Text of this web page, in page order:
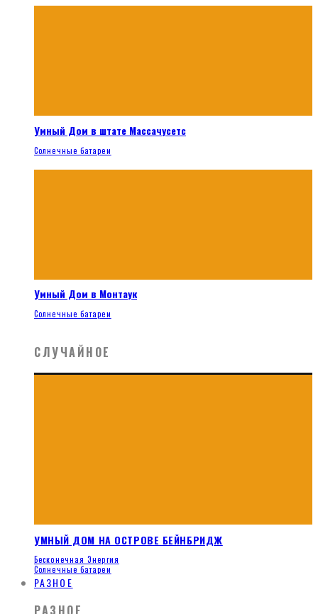
Умный Дом в штате Массачусетс
Солнечные батареи
Умный Дом в Монтаук
Солнечные батареи
СЛУЧАЙНОЕ
УМНЫЙ ДОМ НА ОСТРОВЕ БЕЙНБРИДЖ
Бесконечная Энергия
Солнечные батареи
РАЗНОЕ
РАЗНОЕ